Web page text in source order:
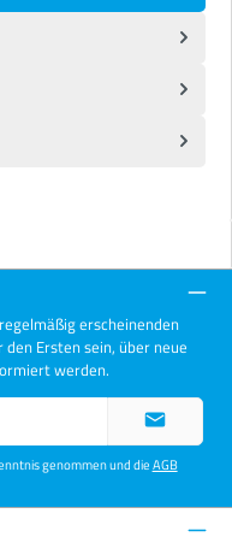
erscheinenden
Ersten sein, über neue
werden.
genommen und dieAGB